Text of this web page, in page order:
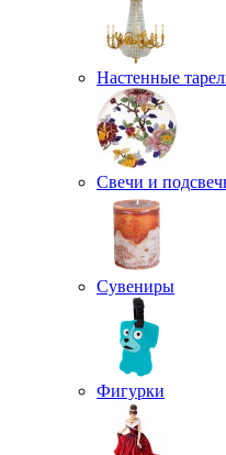
Настенные
Свечи и
Сувениры
Фигурки